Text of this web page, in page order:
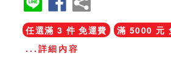
任選滿 3 件 免運費
滿 5000 元
...詳細內容